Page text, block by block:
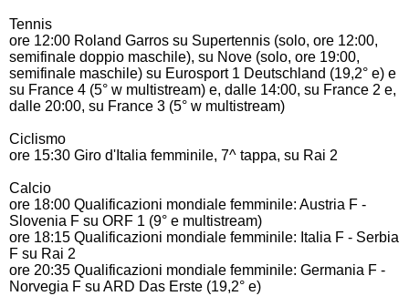
Tennis
ore 12:00 Roland Garros su Supertennis (solo, ore 12:00,
semifinale doppio maschile), su Nove (solo, ore 19:00,
semifinale maschile) su Eurosport 1 Deutschland (19,2° e) e
su France 4 (5° w multistream) e, dalle 14:00, su France 2 e,
dalle 20:00, su France 3 (5° w multistream)
Ciclismo
ore 15:30 Giro d'Italia femminile, 7^ tappa, su Rai 2
Calcio
ore 18:00 Qualificazioni mondiale femminile: Austria F -
Slovenia F su ORF 1 (9° e multistream)
ore 18:15 Qualificazioni mondiale femminile: Italia F - Serbia
F su Rai 2
ore 20:35 Qualificazioni mondiale femminile: Germania F -
Norvegia F su ARD Das Erste (19,2° e)